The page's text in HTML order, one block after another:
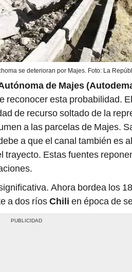
se deterioran por Majes. Foto: La
de Majes
reconocer esta probabilidad.
de recurso soltado de la
a las parcelas de Majes.
a que el canal también es
trayecto. Estas fuentes
Ahora bordea los
a dos ríosChili en época de